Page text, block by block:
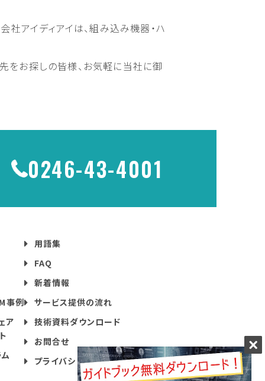
アイディアイは、組み込み機器・ハ
をお探しの皆様、お気軽に当社に御
0246-43-4001
事例
ア
用語集
FAQ
新着情報
サービス提供の流れ
技術資料ダウンロード
お問合せ
プライバシーポリシー